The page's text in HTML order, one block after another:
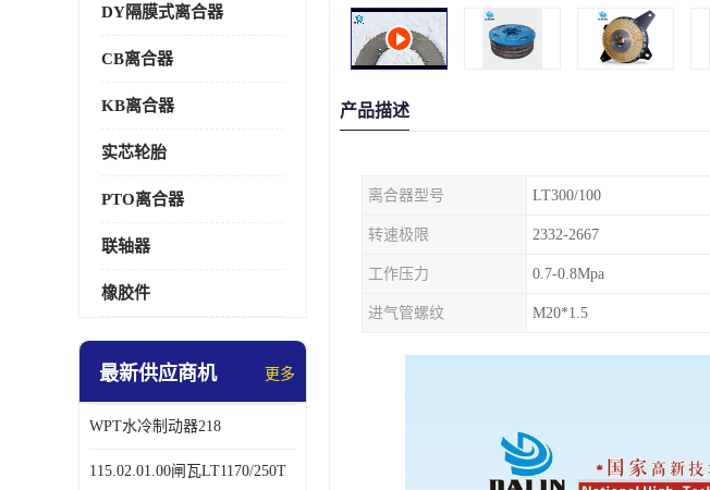
DY隔膜式离合器
CB离合器
KB离合器
实芯轮胎
PTO离合器
联轴器
橡胶件
最新供应商机 更多
WPT水冷制动器218
115.02.01.00闸瓦LT1170/250T
产品描述
离合器型号 LT300/100
转速极限 2332-2667
工作压力 0.7-0.8Mpa
进气管螺纹 M20*1.5